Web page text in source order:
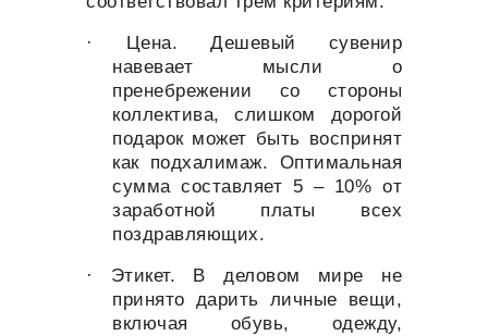
· Цена. Дешевый сувенир
навевает мысли о
пренебрежении со стороны
коллектива, слишком дорогой
подарок может быть воспринят
как подхалимаж. Оптимальная
сумма составляет 5 – 10% от
заработной платы всех
поздравляющих.
· Этикет. В деловом мире не
принято дарить личные вещи,
включая обувь, одежду,